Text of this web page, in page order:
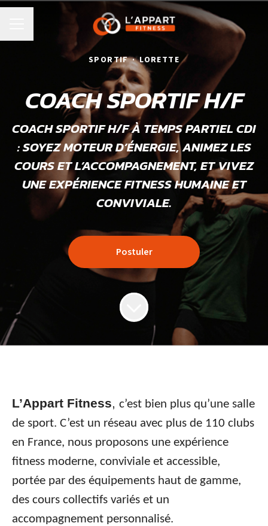
SPORTIF · LORETTE
COACH SPORTIF H/F
COACH SPORTIF H/F À TEMPS PARTIEL CDI
: SOYEZ MOTEUR D’ÉNERGIE, ANIMEZ LES
COURS ET L’ACCOMPAGNEMENT, ET VIVEZ
UNE EXPÉRIENCE FITNESS HUMAINE ET
CONVIVIALE.
Postuler
L’Appart Fitness, c’est bien plus qu’une salle
de sport. C’est un réseau avec plus de 110 clubs
en France, nous proposons une expérience
fitness moderne, conviviale et accessible,
portée par des équipements haut de gamme,
des cours collectifs variés et un
accompagnement personnalisé.